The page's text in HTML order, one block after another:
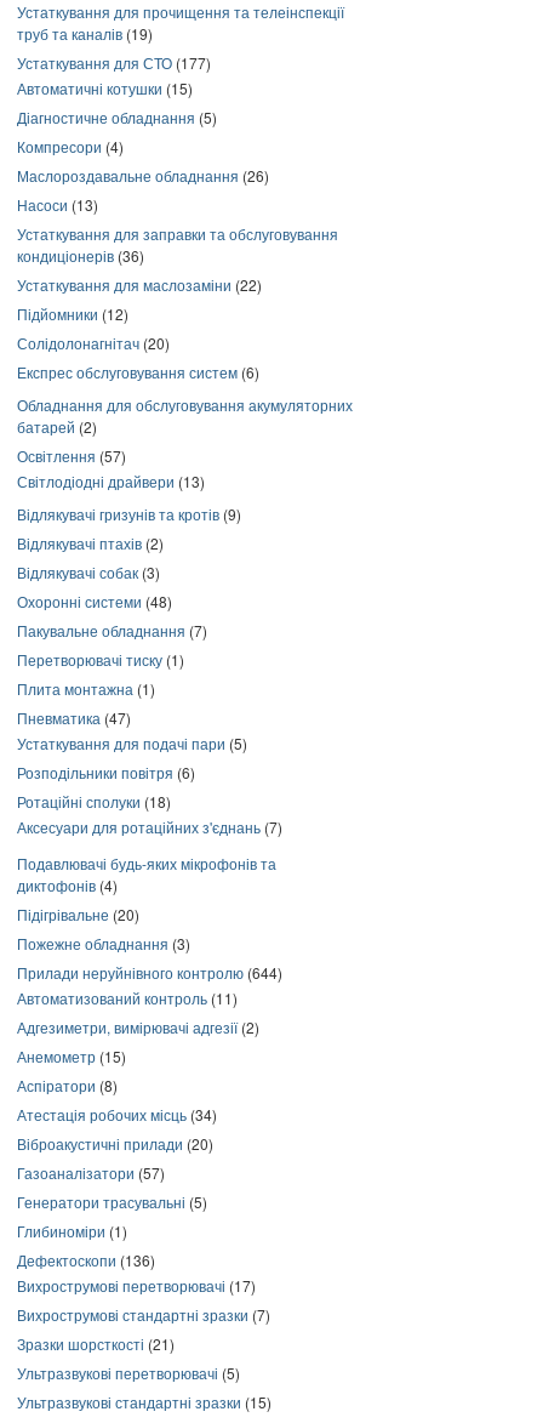
Устаткування для прочищення та телеінспекції
труб та каналів (19)
Устаткування для СТО (177)
Автоматичні котушки (15)
Діагностичне обладнання (5)
Компресори (4)
Маслороздавальне обладнання (26)
Насоси (13)
Устаткування для заправки та обслуговування
кондиціонерів (36)
Устаткування для маслозаміни (22)
Підйомники (12)
Солідолонагнітач (20)
Експрес обслуговування систем (6)
Обладнання для обслуговування акумуляторних
батарей (2)
Освітлення (57)
Світлодіодні драйвери (13)
Відлякувачі гризунів та кротів (9)
Відлякувачі птахів (2)
Відлякувачі собак (3)
Охоронні системи (48)
Пакувальне обладнання (7)
Перетворювачі тиску (1)
Плита монтажна (1)
Пневматика (47)
Устаткування для подачі пари (5)
Розподільники повітря (6)
Ротаційні сполуки (18)
Аксесуари для ротаційних з'єднань (7)
Подавлювачі будь-яких мікрофонів та
диктофонів (4)
Підігрівальне (20)
Пожежне обладнання (3)
Прилади неруйнівного контролю (644)
Автоматизований контроль (11)
Адгезиметри, вимірювачі адгезії(2)
Анемометр (15)
Аспіратори (8)
Атестація робочих місць (34)
Віброакустичні прилади (20)
Газоаналізатори (57)
Генератори трасувальні (5)
Глибиноміри (1)
Дефектоскопи (136)
Вихрострумові перетворювачі (17)
Вихрострумові стандартні зразки (7)
Зразки шорсткості (21)
Ультразвукові перетворювачі (5)
Ультразвукові стандартні зразки (15)